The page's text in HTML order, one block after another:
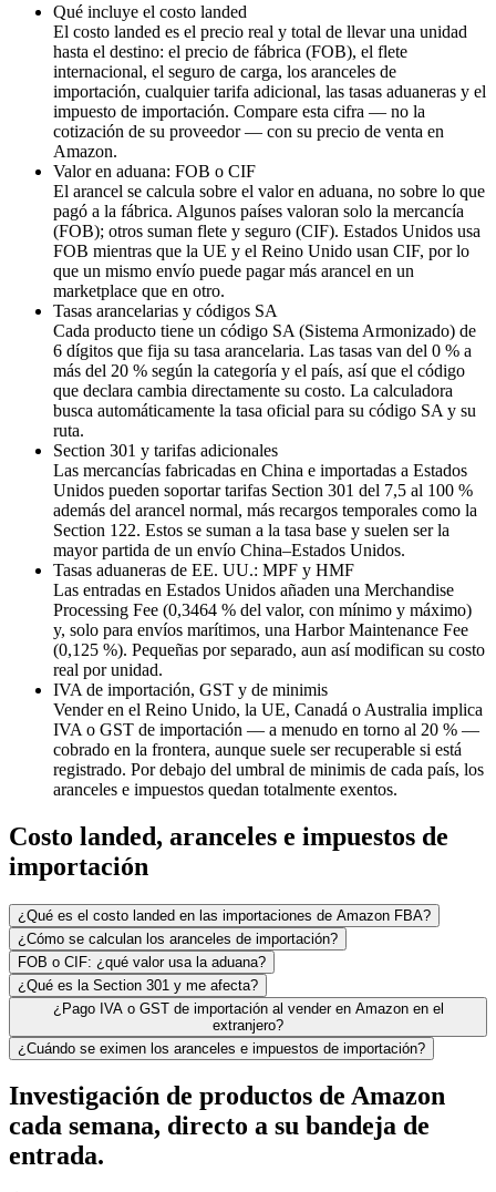
Qué incluye el costo landed
El costo landed es el precio real y total de llevar una unidad
hasta el destino: el precio de fábrica (FOB), el flete
internacional, el seguro de carga, los aranceles de
importación, cualquier tarifa adicional, las tasas aduaneras y el
impuesto de importación. Compare esta cifra — no la
cotización de su proveedor — con su precio de venta en
Amazon.
Valor en aduana: FOB o CIF
El arancel se calcula sobre el valor en aduana, no sobre lo que
pagó a la fábrica. Algunos países valoran solo la mercancía
(FOB); otros suman flete y seguro (CIF). Estados Unidos usa
FOB mientras que la UE y el Reino Unido usan CIF, por lo
que un mismo envío puede pagar más arancel en un
marketplace que en otro.
Tasas arancelarias y códigos SA
Cada producto tiene un código SA (Sistema Armonizado) de
6 dígitos que fija su tasa arancelaria. Las tasas van del 0 % a
más del 20 % según la categoría y el país, así que el código
que declara cambia directamente su costo. La calculadora
busca automáticamente la tasa oficial para su código SA y su
ruta.
Section 301 y tarifas adicionales
Las mercancías fabricadas en China e importadas a Estados
Unidos pueden soportar tarifas Section 301 del 7,5 al 100 %
además del arancel normal, más recargos temporales como la
Section 122. Estos se suman a la tasa base y suelen ser la
mayor partida de un envío China–Estados Unidos.
Tasas aduaneras de EE. UU.: MPF y HMF
Las entradas en Estados Unidos añaden una Merchandise
Processing Fee (0,3464 % del valor, con mínimo y máximo)
y, solo para envíos marítimos, una Harbor Maintenance Fee
(0,125 %). Pequeñas por separado, aun así modifican su costo
real por unidad.
IVA de importación, GST y de minimis
Vender en el Reino Unido, la UE, Canadá o Australia implica
IVA o GST de importación — a menudo en torno al 20 % —
cobrado en la frontera, aunque suele ser recuperable si está
registrado. Por debajo del umbral de minimis de cada país, los
aranceles e impuestos quedan totalmente exentos.
Costo landed, aranceles e impuestos de
importación
¿Qué es el costo landed en las importaciones de Amazon FBA?
¿Cómo se calculan los aranceles de importación?
FOB o CIF: ¿qué valor usa la aduana?
¿Qué es la Section 301 y me afecta?
¿Pago IVA o GST de importación al vender en Amazon en el
extranjero?
¿Cuándo se eximen los aranceles e impuestos de importación?
Investigación de productos de Amazon
cada semana, directo a su bandeja de
entrada.